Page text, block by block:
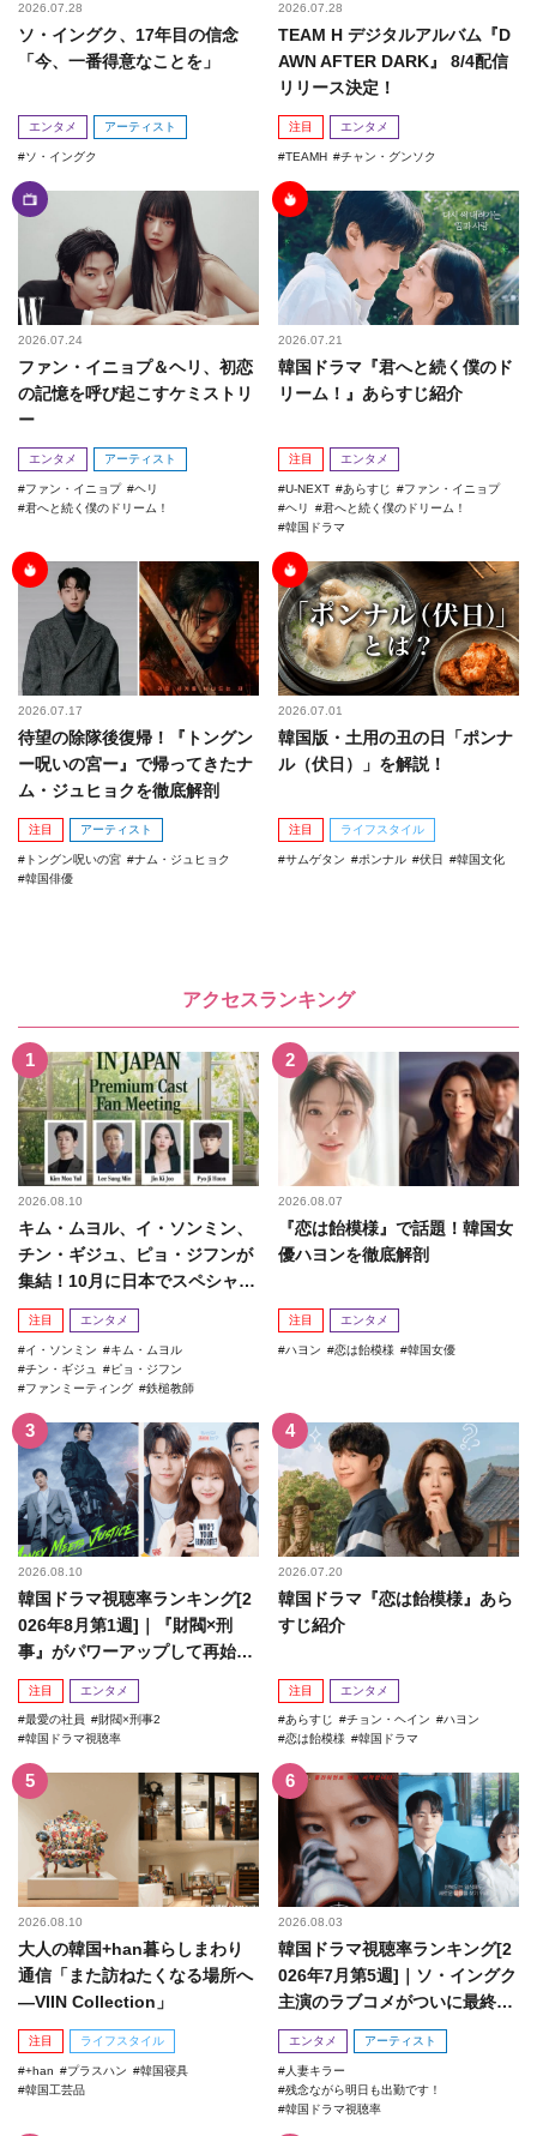
2026.07.28
ソ・イングク、17年目の信念
「今、一番得意なことを」
エンタメ アーティスト
ソ・イングク
2026.07.28
TEAM H デジタルアルバム『D
AWN AFTER DARK』 8/4配信
リリース決定！
注目 エンタメ
TEAMH チャン・グンソク
2026.07.24
ファン・イニョプ＆ヘリ、初恋
の記憶を呼び起こすケミストリ
ー
エンタメ アーティスト
ファン・イニョプ
ヘリ
君へと続く僕のドリーム！
2026.07.21
韓国ドラマ『君へと続く僕のド
リーム！』あらすじ紹介
注目 エンタメ
U-NEXT あらすじ
ファン・イニョプ
ヘリ
君へと続く僕のドリーム！
韓国ドラマ
2026.07.17
待望の除隊後復帰！『トングン
ー呪いの宮ー』で帰ってきたナ
ム・ジュヒョクを徹底解剖
注目 アーティスト
トングン呪いの宮
ナム・ジュヒョク
韓国俳優
2026.07.01
韓国版・土用の丑の日「ポンナ
ル（伏日）」を解説！
注目 ライフスタイル
サムゲタン ポンナル 伏日 韓国文化
アクセスランキング
2026.08.10
キム・ムヨル、イ・ソンミン、
チン・ギジュ、ピョ・ジフンが
集結！10月に日本でスペシャル
ファンミーティング開催決...
注目 エンタメ
イ・ソンミン
キム・ムヨル
チン・ギジュ
ピョ・ジフン
ファンミーティング
鉄槌教師
2026.08.07
『恋は飴模様』で話題！韓国女
優ハヨンを徹底解剖
注目 エンタメ
ハヨン 恋は飴模様 韓国女優
2026.08.10
韓国ドラマ視聴率ランキング[2
026年8月第1週]｜『財閥×刑
事』がパワーアップして再始
動！
注目 エンタメ
最愛の社員
財閥×刑事2
韓国ドラマ視聴率
2026.07.20
韓国ドラマ『恋は飴模様』あら
すじ紹介
注目 エンタメ
あらすじ チョン・ヘイン
ハヨン
恋は飴模様
韓国ドラマ
2026.08.10
大人の韓国+han暮らしまわり
通信「また訪ねたくなる場所へ
―VIIN Collection」
注目 ライフスタイル
+han プラスハン
韓国寝具
韓国工芸品
2026.08.03
韓国ドラマ視聴率ランキング[2
026年7月第5週]｜ソ・イングク
主演のラブコメがついに最終
回！
エンタメ アーティスト
人妻キラー
残念ながら明日も出勤です！
韓国ドラマ視聴率